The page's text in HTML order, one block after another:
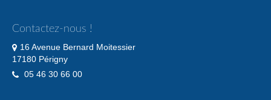
Contactez-nous !
16 Avenue Bernard Moitessier
17180 Périgny
05 46 30 66 00